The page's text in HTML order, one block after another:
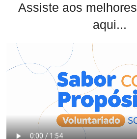
Assiste aos
aqui...